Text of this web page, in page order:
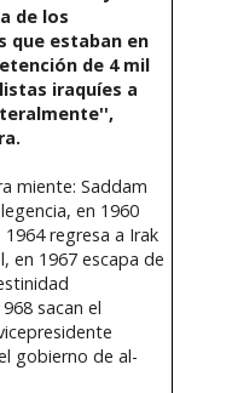
de los
que estaban en
de 4 mil
iraquíes a
miente: Saddam
en 1960
regresa a Irak
en 1967 escapa de
sacan el
gobierno de al-